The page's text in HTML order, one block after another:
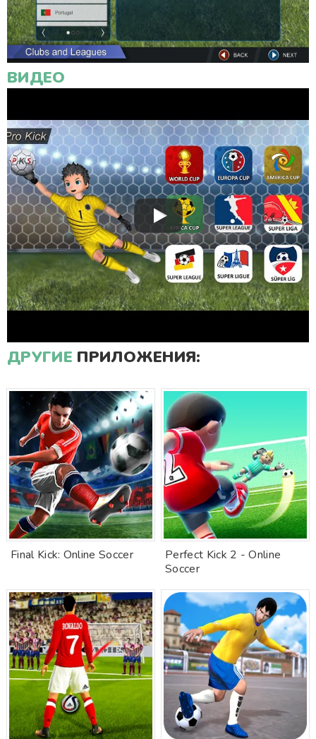
ВИДЕО
ДРУГИЕ ПРИЛОЖЕНИЯ:
Final Kick: Online Soccer
Perfect Kick 2 - Online
Soccer